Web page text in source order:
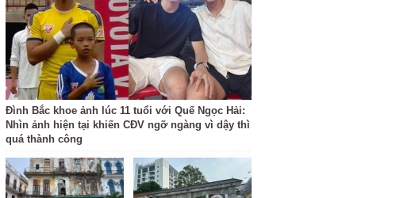
Đình Bắc khoe ảnh lúc 11 tuổi với Quế Ngọc Hải:
Nhìn ảnh hiện tại khiến CĐV ngỡ ngàng vì dậy thì
quá thành công